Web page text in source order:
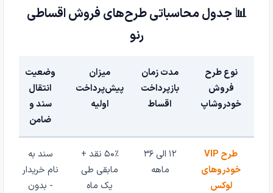
📊 جدول محاسباتی طرح‌های فروش اقساطی
رنو
نوع طرح
فروش
خودروشاپ
مدت زمان
بازپرداخت
اقساط
میزان
پیش‌پرداخت
اولیه
وضعیت
انتقال
سند و
ضامن
طرح VIP
خودروهای
لوکس
۱۲ الی ۳۶
ماهه
۵۰٪ نقد +
مابقی طی
یک ماه
سند به
نام خریدار
- بدون